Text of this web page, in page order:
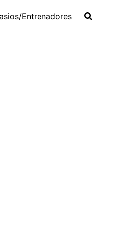
Entrenadores